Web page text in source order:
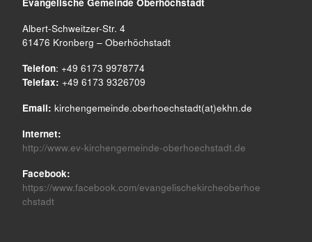
Evangelische Gemeinde Oberhöchstadt
Albert-Schweitzer-Str. 4
61476 Kronberg – Oberhöchstadt
Telefon: +49 6173 9978774
Telefax: +49 6173 9326709
Email: kirchengemeinde.oberhoechstadt(at)ekhn.de
Internet:
http://www.ev-kirchengemeinde-oberhoechstadt.de
Facebook:
https://www.facebook.com/evangelischekircheoberhoe
chstadt